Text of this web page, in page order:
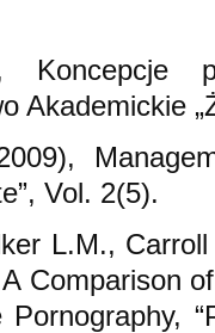
Akademickie
Vol. 2(5).
L.M.,
Comparison